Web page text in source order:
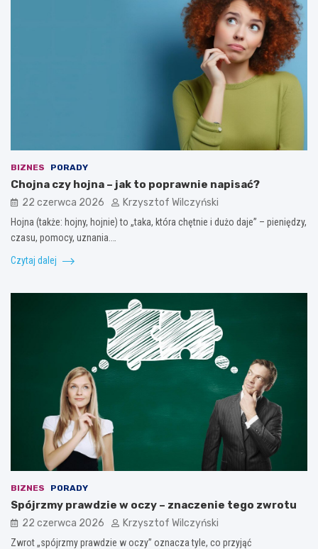
BIZNES PORADY
Chojna czy hojna – jak to poprawnie napisać?
22 czerwca 2026 Krzysztof Wilczyński
Hojna (także: hojny, hojnie) to „taka, która chętnie i dużo daje” – pieniędzy,
czasu, pomocy, uznania.…
Czytaj dalej
BIZNES PORADY
Spójrzmy prawdzie w oczy – znaczenie tego zwrotu
22 czerwca 2026 Krzysztof Wilczyński
Zwrot „spójrzmy prawdzie w oczy” oznacza tyle, co przyjąć